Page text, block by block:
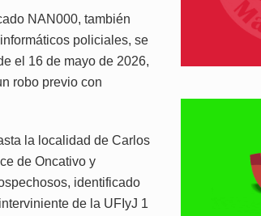
NAN000, también
policiales, se
el 16 de mayo de 2026,
robo previo con
la localidad de Carlos
de Oncativo y
identificado
de la UFIyJ 1